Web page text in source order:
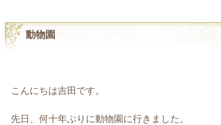
動物園
こんにちは吉田です。
先日、何十年ぶりに動物園に行きました。